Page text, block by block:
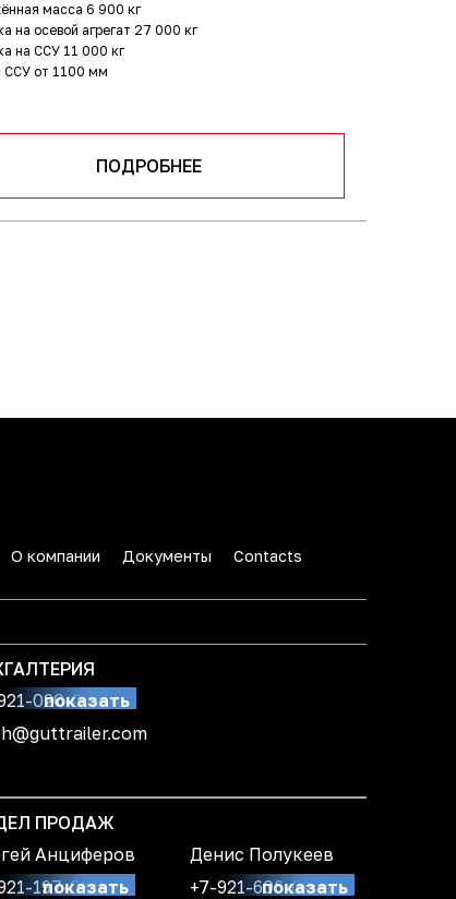
масса 6 900 кг
на осевой агрегат 27 000 кг
на ССУ 11 000 кг
ССУот 1100 мм
ПОДРОБНЕЕ
О компании Документы Contacts
020-03-09
показать
ПРОДАЖ
Анциферов
197-03-24
показать
Денис Полукеев
+7-921-606-07-61
показать